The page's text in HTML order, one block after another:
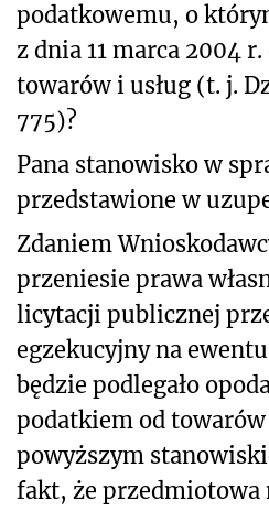
podatkowemu, o
z dnia 11 marca 2004
towarów i usług (t. j.
775)?
Pana stanowisko w
przedstawione w
Zdaniem
przeniesie prawa
licytacji publicznej
egzekucyjny na
będzie podlegało
podatkiem od towarów
powyższym
fakt, że przedmiotowa